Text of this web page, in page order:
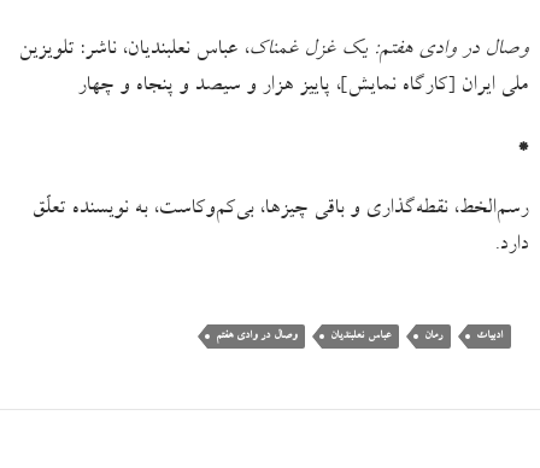
وصال در وادی هفتم: یک غزل غمناک، عباس نعلبندیان، ناشر: تلویزین
ملی ایران [کارگاه نمایش]، پاییز هزار و سیصد و پنجاه و چهار
*
رسم‌الخط، نقطه‌گذاری و باقی چیزها، بی‌کم‌وکاست، به نویسنده تعلّق
دارد.
ادبیات رمان عباس نعلبندیان وصال در وادی هفتم